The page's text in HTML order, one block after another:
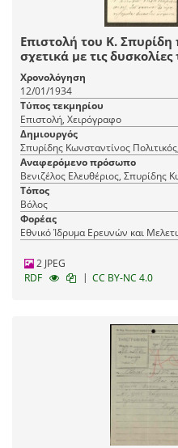
Επιστολή του Κ. Σπυρίδη
σχετικά με τις
για τη θέση του
Χρονολόγηση
12/01/1934
Τύπος τεκμηρίου
Επιστολή, Χειρόγραφο
Δημιουργός
Σπυρίδης Κωνσταντίνος
Αναφερόμενο πρόσωπο
Βενιζέλος Ελευθέριος, Σπυρίδης
Τόπος
Βόλος
Φορέας
Εθνικό Ίδρυμα Ερευνών και
2 JPEG
RDF
| CC BY-NC 4.0